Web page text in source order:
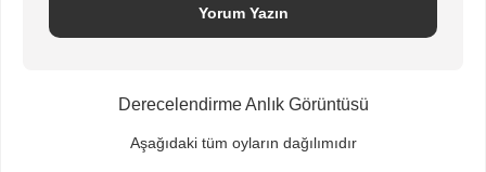
Yorum Yazın
Derecelendirme Anlık Görüntüsü
Aşağıdaki tüm oyların dağılımıdır